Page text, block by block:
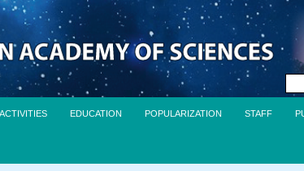
EDUCATION POPULARIZATION STAFF